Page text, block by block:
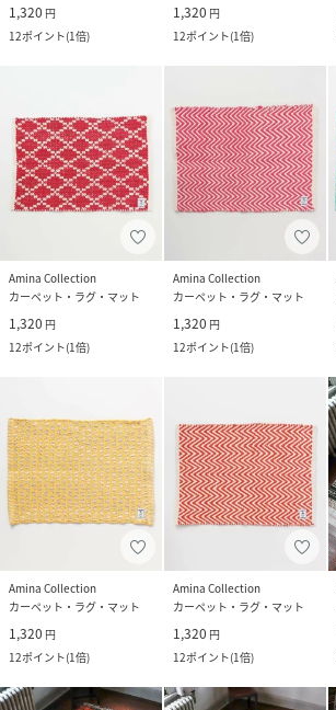
1,320 円
12ポイント(1倍)
1,320 円
12ポイント(1倍)
Amina Collection
カーペット・ラグ・マット
1,320 円
12ポイント(1倍)
Amina Collection
カーペット・ラグ・マット
1,320 円
12ポイント(1倍)
Amina Collection
カーペット・ラグ・マット
1,320 円
12ポイント(1倍)
Amina Collection
カーペット・ラグ・マット
1,320 円
12ポイント(1倍)